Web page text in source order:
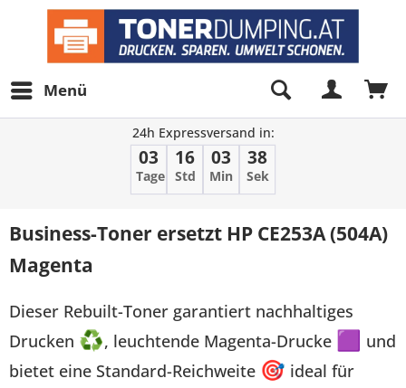
Menü
24h Expressversand in:
03
Tage
16
Std
03
Min
38
Sek
Business-Toner ersetzt HP CE253A (504A)
Magenta
Dieser Rebuilt-Toner garantiert nachhaltiges
Drucken ♻, leuchtende Magenta-Drucke 🟪
und
bietet eine Standard-Reichweite 🎯 ideal für